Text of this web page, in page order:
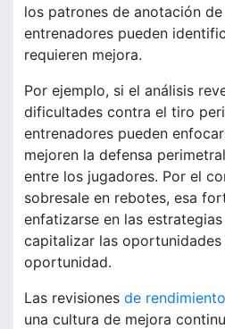
los patrones de anotación
entrenadores pueden
requieren mejora.
Por ejemplo, si el análisis
dificultades contra el tiro
entrenadores pueden
mejoren la defensa
entre los jugadores. Por el
sobresale en rebotes, esa
enfatizarse en las
capitalizar las oportunidades
oportunidad.
Las revisiones de rendimiento
una cultura de mejora